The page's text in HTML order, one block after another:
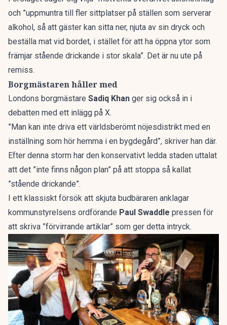
och ”uppmuntra till fler sittplatser på ställen som serverar
alkohol, så att gäster kan sitta ner, njuta av sin dryck och
beställa mat vid bordet, i stället för att ha öppna ytor som
främjar stående drickande i stor skala”. Det är nu ute på
remiss.
Borgmästaren håller med
Londons borgmästare Sadiq Khan ger sig också in i
debatten med ett inlägg på X.
”Man kan inte driva ett världsberömt nöjesdistrikt med en
inställning som hör hemma i en bygdegård”, skriver han där.
Efter denna storm har den konservativt ledda staden uttalat
att det ”inte finns någon plan” på att stoppa så kallat
”stående drickande”.
I ett klassiskt försök att skjuta budbäraren anklagar
kommunstyrelsens ordförande Paul Swaddle pressen för
att skriva ”förvirrande artiklar” som ger detta intryck.